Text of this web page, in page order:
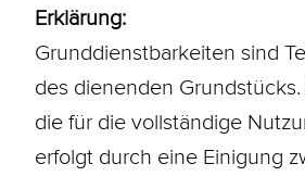
Erklärung:
Grunddienstbarkeiten sind
des dienenden
die für die vollständige
erfolgt durch eine Einigung